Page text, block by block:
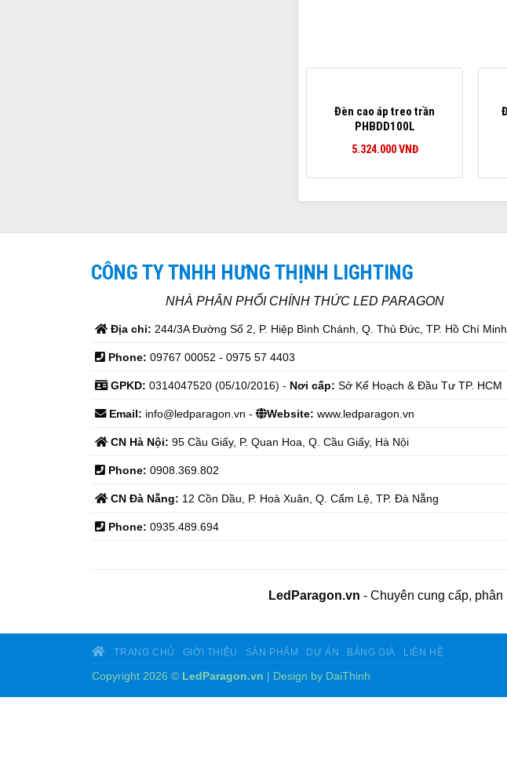
Đèn cao áp treo trần
PHBDD100L
5.324.000VNĐ
CÔNG TY TNHH HƯNG THỊNH LIGHTING
NHÀ PHÂN PHỐI CHÍNH THỨC LED PARAGON
Địa chỉ: 244/3A Đường Số 2, P. Hiệp Bình Chánh, Q. Thủ Đức, TP. Hồ Chí Minh
Phone: 09767 00052 - 0975 57 4403
GPKD: 0314047520 (05/10/2016) - Nơi cấp: Sở Kế Hoạch & Đầu Tư TP. HCM
Email: info@ledparagon.vn - Website: www.ledparagon.vn
CN Hà Nội: 95 Cầu Giấy, P. Quan Hoa, Q. Cầu Giấy, Hà Nội
Phone: 0908.369.802
CN Đà Nẵng: 12 Cồn Dầu, P. Hoà Xuân, Q. Cẩm Lệ, TP. Đà Nẵng
Phone: 0935.489.694
LedParagon.vn - Chuyên cung cấp,
TRANG CHỦ GIỚI THIỆU SẢN PHẨM DỰ ÁN BẢNG GIÁ LIÊN HỆ
Copyright 2026 © LedParagon.vn | Design by DaiThinh